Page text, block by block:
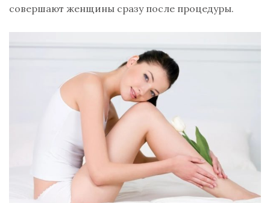
совершают женщины сразу после процедуры.